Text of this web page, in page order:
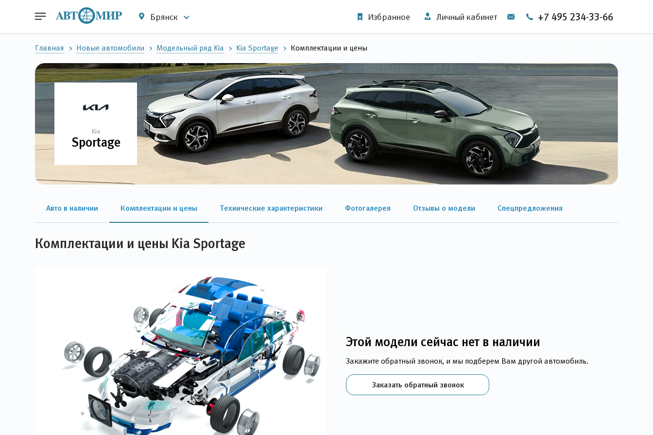
Брянск Избранное Личный кабинет +7 495 234-33-66
Главная Новые автомобили Модельный ряд Kia Kia Sportage Комплектации и цены
Kia
Sportage
Авто в наличии Комплектации и цены Технические характеристики Фотогалерея Отзывы о модели Спецпредложения
Комплектации и цены Kia Sportage
Этой модели сейчас нет в наличии
Закажите обратный звонок, и мы подберем Вам другой автомобиль.
Заказать обратный звонок